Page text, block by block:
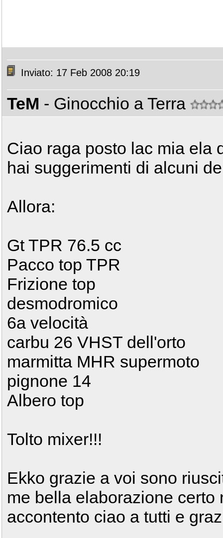
Inviato: 17 Feb 2008 20:19
TeM - Ginocchio a Terra
Ciao raga posto lac mia ela
hai suggerimenti di alcuni
Allora:
Gt TPR 76.5 cc
Pacco top TPR
Frizione top
desmodromico
6a velocità
carbu 26 VHST dell'orto
marmitta MHR supermoto
pignone 14
Albero top
Tolto mixer!!!
Ekko grazie a voi sono
me bella elaborazione certo
accontento ciao a tutti e